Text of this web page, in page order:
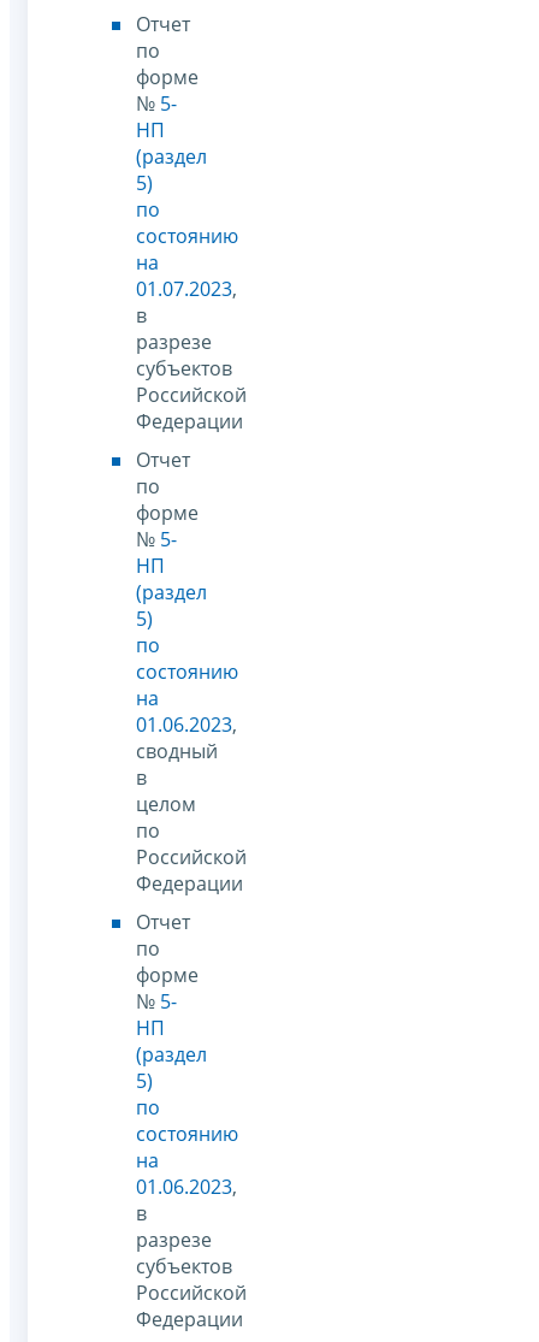
Отчет
по
форме
№ 5-
НП
(раздел
5)
по
состоянию
на
01.07.2023,
в
разрезе
субъектов
Российской
Федерации
Отчет
по
форме
№ 5-
НП
(раздел
5)
по
состоянию
на
01.06.2023,
сводный
в
целом
по
Российской
Федерации
Отчет
по
форме
№ 5-
НП
(раздел
5)
по
состоянию
на
01.06.2023,
в
разрезе
субъектов
Российской
Федерации